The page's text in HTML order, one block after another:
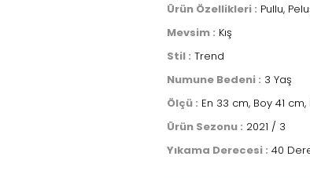
Ürün Özellikleri : Pullu,
Mevsim : Kış
Stil : Trend
Numune Bedeni : 3 Yaş
Ölçü : En 33 cm, Boy 41
Ürün Sezonu : 2021 / 3
Yıkama Derecesi : 40